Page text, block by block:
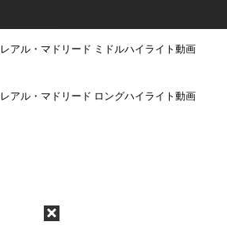
アル・マドリード ミドルハイライト動画
アル・マドリード ロングハイライト動画